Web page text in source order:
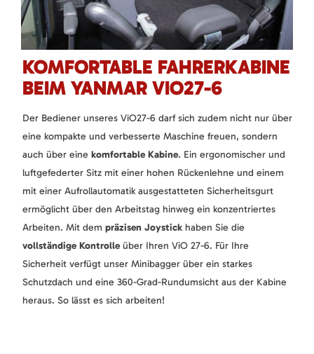
KOMFORTABLE FAHRERKABINE
BEIM YANMAR VIO27-6
Der Bediener unseres ViO27-6 darf sich zudem nicht nur über
eine kompakte und verbesserte Maschine freuen, sondern
auch über eine komfortable Kabine. Ein ergonomischer und
luftgefederter Sitz mit einer hohen Rückenlehne und einem
mit einer Aufrollautomatik ausgestatteten Sicherheitsgurt
ermöglicht über den Arbeitstag hinweg ein konzentriertes
Arbeiten. Mit dem präzisen Joystick haben Sie die
vollständige Kontrolleüber Ihren ViO 27-6. Für Ihre
Sicherheit verfügt unser Minibagger über ein starkes
Schutzdach und eine 360-Grad-Rundumsicht aus der Kabine
heraus. So lässt es sich arbeiten!